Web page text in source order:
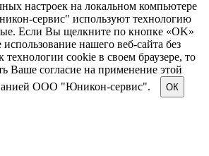
настроек на локальном компьютере
сервис" используют технологию
Если Вы щелкните по кнопке «OK»
нашего веб-сайта без
технологии cookie в своем браузере, то
Ваше согласие на применение этой
ООО "Юникон-сервис".
ОК